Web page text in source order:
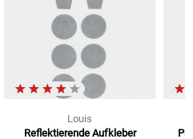
Louis
Reflektierende Aufkleber